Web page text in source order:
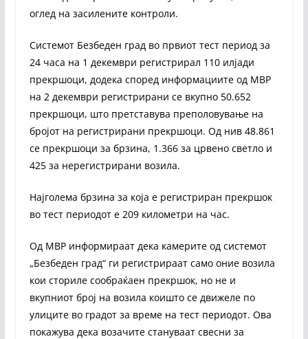
оглед на засилените контроли.
Системот Безбеден град во првиот тест период за
24 часа на 1 декември регистрирал 110 илјади
прекршоци, додека според информациите од МВР
на 2 декември регистрирани се вкупно 50.652
прекршоци, што претставува преполовување на
бројот на регистрирани прекршоци. Од нив 48.861
се прекршоци за брзина, 1.366 за црвено светло и
425 за нерегистрирани возила.
Најголема брзина за која е регистриран прекршок
во тест периодот е 209 километри на час.
Од МВР информираат дека камерите од системот
„Безбеден град“ ги регистрираат само оние возила
кои сториле сообраќаен прекршок, но не и
вкупниот број на возила коишто се движеле по
улиците во градот за време на тест периодот. Ова
покажува дека возачите стануваат свесни за